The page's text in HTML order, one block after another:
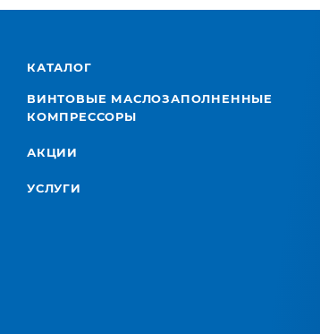
КАТАЛОГ
ВИНТОВЫЕ МАСЛОЗАПОЛНЕННЫЕ
КОМПРЕССОРЫ
АКЦИИ
УСЛУГИ